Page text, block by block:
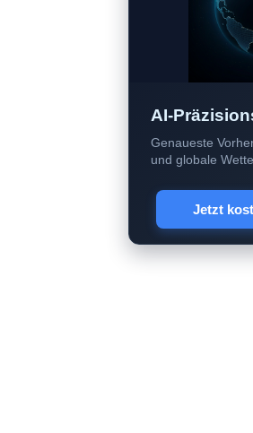
AI-
Genaueste
und globale
Jetzt